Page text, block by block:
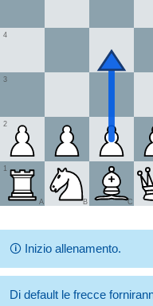
1
2
3
4
A B C
🛈 Inizio allenamento.
Di default le frecce